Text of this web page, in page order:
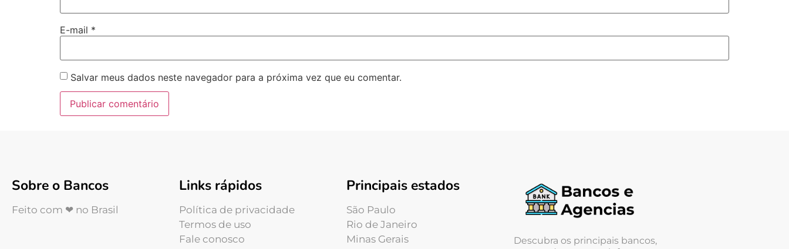
E-mail *
Salvar meus dados neste navegador para a próxima vez que eu comentar.
Sobre o Bancos
Feito com ❤ no Brasil
Links rápidos
Política de privacidade
Termos de uso
Fale conosco
Principais estados
São Paulo
Rio de Janeiro
Minas Gerais
Descubra os principais bancos,